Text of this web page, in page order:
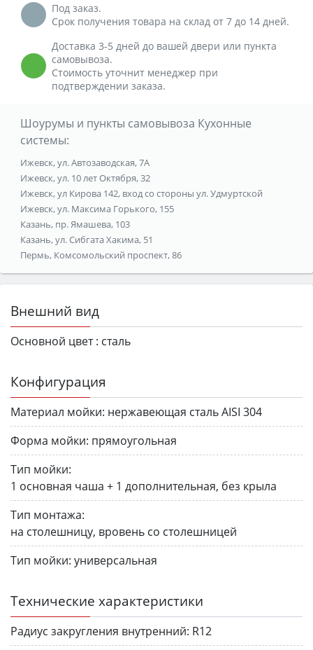
Под заказ.
Срок получения товара на склад от 7 до 14 дней.
Доставка 3-5 дней до вашей двери или пункта
самовывоза.
Стоимость уточнит менеджер при
подтверждении заказа.
Шоурумы и пункты самовывоза Кухонные
системы:
Ижевск, ул. Автозаводская, 7А
Ижевск, ул. 10 лет Октября, 32
Ижевск, ул Кирова 142, вход со стороны ул. Удмуртской
Ижевск, ул. Максима Горького, 155
Казань, пр. Ямашева, 103
Казань, ул. Сибгата Хакима, 51
Пермь, Комсомольский проспект, 86
Внешний вид
Основной цвет : сталь
Конфигурация
Материал мойки: нержавеющая сталь AISI 304
Форма мойки: прямоугольная
Тип мойки:
1 основная чаша + 1 дополнительная, без крыла
Тип монтажа:
на столешницу, вровень со столешницей
Тип мойки: универсальная
Технические характеристики
Радиус закругления внутренний: R12